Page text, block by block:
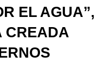
EL AGUA”,
CREADA